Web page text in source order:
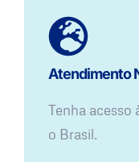
Atendimento
Tenha acesso
o Brasil.